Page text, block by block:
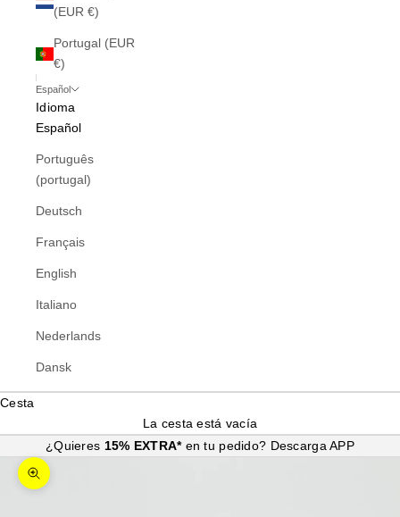
(EUR €)
Portugal (EUR
€)
Español
Idioma
Español
Português
(portugal)
Deutsch
Français
English
Italiano
Nederlands
Dansk
Cesta
La cesta está vacía
¿Quieres 15% EXTRA* en tu pedido? Descarga APP
Zoom